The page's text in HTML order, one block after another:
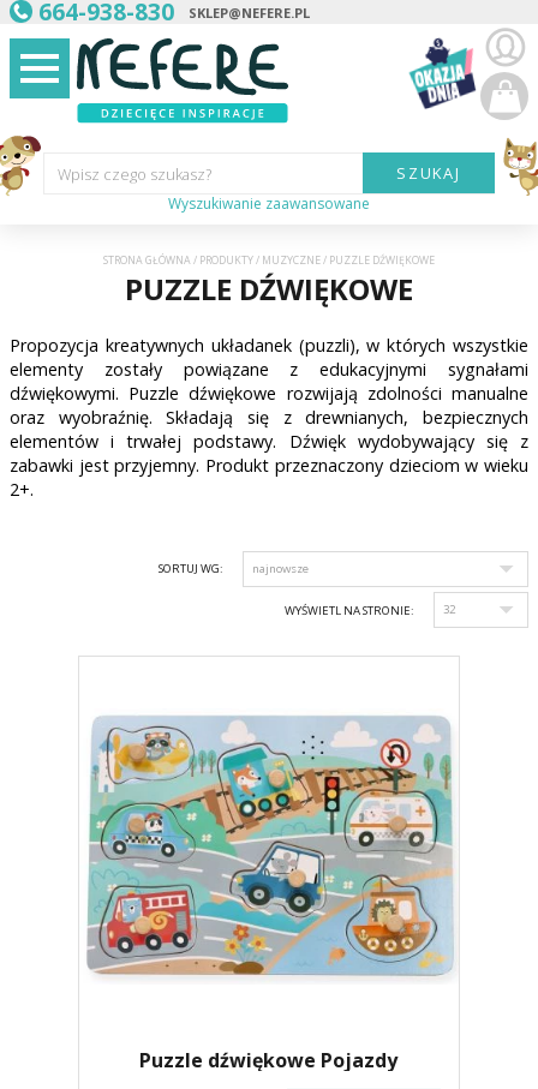
664-938-830 SKLEP@NEFERE.PL
Wpisz czego szukasz?
Kategoria:
Wiek
dziecka:
Płeć dziecka:
Cena od:
SZUKAJ
Wyszukiwanie zaawansowane
STRONA GŁÓWNA/ PRODUKTY/ MUZYCZNE/ PUZZLE DŹWIĘKOWE
PUZZLE DŹWIĘKOWE
Propozycja kreatywnych układanek (puzzli), w których wszystkie
elementy zostały powiązane z edukacyjnymi sygnałami
dźwiękowymi. Puzzle dźwiękowe rozwijają zdolności manualne
oraz wyobraźnię. Składają się z drewnianych, bezpiecznych
elementów i trwałej podstawy. Dźwięk wydobywający się z
zabawki jest przyjemny. Produkt przeznaczony dzieciom w wieku
2+.
SORTUJ WG:
WYŚWIETL NA STRONIE:
Puzzle dźwiękowe Pojazdy